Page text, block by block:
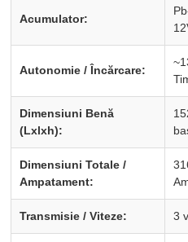
Acumulator:
Autonomie / Încărcare:
Dimensiuni Benă
(Lxlxh):
Dimensiuni Totale /
Ampatament:
Transmisie / Viteze: 3